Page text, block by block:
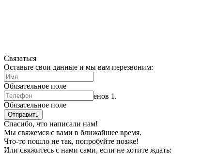
Психотест. Задачи из экзаменов 1.
Связаться
Оставьте свои данные и мы вам перезвоним:
Обязательное поле
Обязательное поле
Отправить
Спасибо, что написали нам!
Мы свяжемся с вами в ближайшее время.
Что-то пошло не так, попробуйте позже!
Или свяжитесь с нами сами, если не хотите ждать: